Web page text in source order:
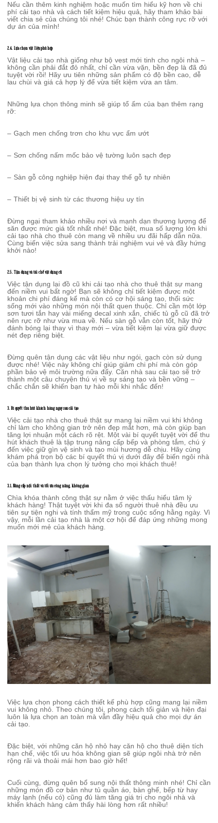
Nếu cần thêm kinh nghiệm hoặc muốn tìm hiểu kỹ hơn về chi
phí cải tạo nhà và cách tiết kiệm hiệu quả, hãy tham khảo bài
viết chia sẻ của chúng tôi nhé! Chúc bạn thành công rực rỡ với
dự án của mình!
2.4. Lựa chọn vật liệu phù hợp
Vật liệu cải tạo nhà giống như bộ vest mới tinh cho ngôi nhà –
không cần phải đắt đỏ nhất, chỉ cần vừa vặn, bền đẹp là đã đủ
tuyệt vời rồi! Hãy ưu tiên những sản phẩm có độ bền cao, dễ
lau chùi và giá cả hợp lý để vừa tiết kiệm vừa an tâm.
Những lựa chọn thông minh sẽ giúp tổ ấm của bạn thêm rạng
rỡ:
– Gạch men chống trơn cho khu vực ẩm ướt
– Sơn chống nấm mốc bảo vệ tường luôn sạch đẹp
– Sàn gỗ công nghiệp hiện đại thay thế gỗ tự nhiên
– Thiết bị vệ sinh từ các thương hiệu uy tín
Đừng ngại tham khảo nhiều nơi và mạnh dạn thương lượng để
săn được mức giá tốt nhất nhé! Đặc biệt, mua số lượng lớn khi
cải tạo nhà cho thuê còn mang về nhiều ưu đãi hấp dẫn nữa.
Cùng biến việc sửa sang thành trải nghiệm vui vẻ và đầy hứng
khởi nào!
2.5. Tận dụng và tái chế vật dụng cũ
Việc tận dụng lại đồ cũ khi cải tạo nhà cho thuê thật sự mang
đến niềm vui bất ngờ! Bạn sẽ không chỉ tiết kiệm được một
khoản chi phí đáng kể mà còn có cơ hội sáng tạo, thổi sức
sống mới vào những món nội thất quen thuộc. Chỉ cần một lớp
sơn tươi tắn hay vài miếng decal xinh xắn, chiếc tủ gỗ cũ đã trở
nên rực rỡ như vừa mua về. Nếu sàn gỗ vẫn còn tốt, hãy thử
đánh bóng lại thay vì thay mới – vừa tiết kiệm lại vừa giữ được
nét đẹp riêng biệt.
Đừng quên tận dụng các vật liệu như ngói, gạch còn sử dụng
được nhé! Việc này không chỉ giúp giảm chi phí mà còn góp
phần bảo vệ môi trường nữa đấy. Căn nhà sau cải tạo sẽ trở
thành một câu chuyện thú vị về sự sáng tạo và bền vững –
chắc chắn sẽ khiến bạn tự hào mỗi khi nhắc đến!
3. Bí quyết thu hút khách hàng ngay sau cải tạo
Việc cải tạo nhà cho thuê thật sự mang lại niềm vui khi không
chỉ làm cho không gian trở nên đẹp mắt hơn, mà còn giúp bạn
tăng lợi nhuận một cách rõ rệt. Một vài bí quyết tuyệt vời để thu
hút khách thuê là tập trung nâng cấp bếp và phòng tắm, chú ý
đến việc giữ gìn vệ sinh và tạo mùi hương dễ chịu. Hãy cùng
khám phá trọn bộ các bí quyết thú vị dưới đây để biến ngôi nhà
của bạn thành lựa chọn lý tưởng cho mọi khách thuê!
3.1. Nâng cấp nội thất và tối ưu công năng, không gian
Chìa khóa thành công thật sự nằm ở việc thấu hiểu tâm lý
khách hàng! Thật tuyệt vời khi đa số người thuê nhà đều ưu
tiên sự tiện nghi và tính thẩm mỹ trong cuộc sống hằng ngày. Vì
vậy, mỗi lần cải tạo nhà là một cơ hội để đáp ứng những mong
muốn mới mẻ của khách hàng.
Việc lựa chọn phong cách thiết kế phù hợp cũng mang lại niềm
vui không nhỏ. Theo chúng tôi, phong cách tối giản và hiện đại
luôn là lựa chọn an toàn mà vẫn đầy hiệu quả cho mọi dự án
cải tạo.
Đặc biệt, với những căn hộ nhỏ hay căn hộ cho thuê diện tích
hạn chế, việc tối ưu hóa không gian sẽ giúp ngôi nhà trở nên
rộng rãi và thoải mái hơn bao giờ hết!
Cuối cùng, đừng quên bổ sung nội thất thông minh nhé! Chỉ cần
những món đồ cơ bản như tủ quần áo, bàn ghế, bếp từ hay
máy lạnh (nếu có) cũng đủ làm tăng giá trị cho ngôi nhà và
khiến khách hàng cảm thấy hài lòng hơn rất nhiều!